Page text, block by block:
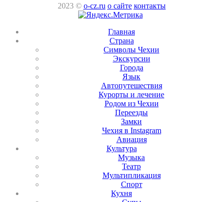
2023 © o-cz.ru о сайте контакты
Главная
Страна
Символы Чехии
Экскурсии
Города
Язык
Автопутешествия
Курорты и лечение
Родом из Чехии
Переезды
Замки
Чехия в Instagram
Авиация
Культура
Музыка
Театр
Мультипликация
Спорт
Кухня